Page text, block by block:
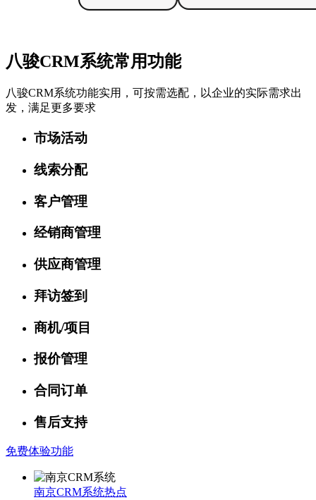
八骏CRM系统常用功能
八骏CRM系统功能实用，可按需选配，以企业的实际需求出
发，满足更多要求
市场活动
线索分配
客户管理
经销商管理
供应商管理
拜访签到
商机/项目
报价管理
合同订单
售后支持
免费体验功能
南京CRM系统热点